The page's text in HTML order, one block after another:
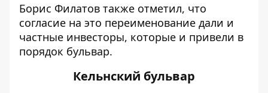
Борис Филатов также отметил, что
согласие на это переименование дали и
частные инвесторы, которые и привели в
порядок бульвар.
Кельнский бульвар